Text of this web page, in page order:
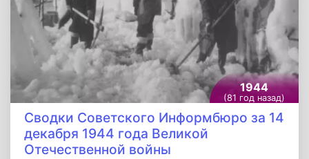
1944
(81 год назад)
Сводки Советского Информбюро за 14
декабря 1944 года Великой
Отечественной войны